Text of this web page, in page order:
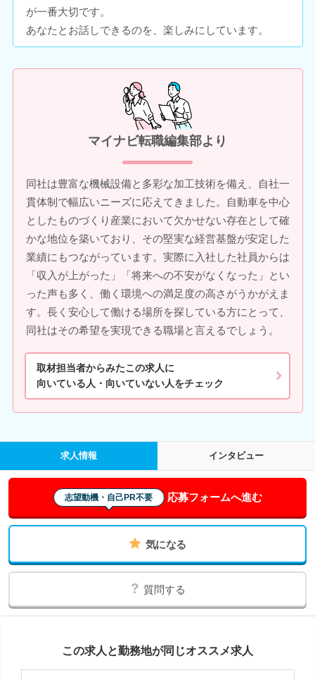
が一番大切です。
あなたとお話しできるのを、楽しみにしています。
マイナビ転職編集部より
同社は豊富な機械設備と多彩な加工技術を備え、自社一
貫体制で幅広いニーズに応えてきました。自動車を中心
としたものづくり産業において欠かせない存在として確
かな地位を築いており、その堅実な経営基盤が安定した
業績にもつながっています。実際に入社した社員からは
「収入が上がった」「将来への不安がなくなった」とい
った声も多く、働く環境への満足度の高さがうかがえま
す。長く安心して働ける場所を探している方にとって、
同社はその希望を実現できる職場と言えるでしょう。
取材担当者からみたこの求人に
向いている人・向いていない人をチェック
求人情報 インタビュー
志望動機・自己PR不要 応募フォームへ進む
気になる
質問する
この求人と勤務地が同じオススメ求人